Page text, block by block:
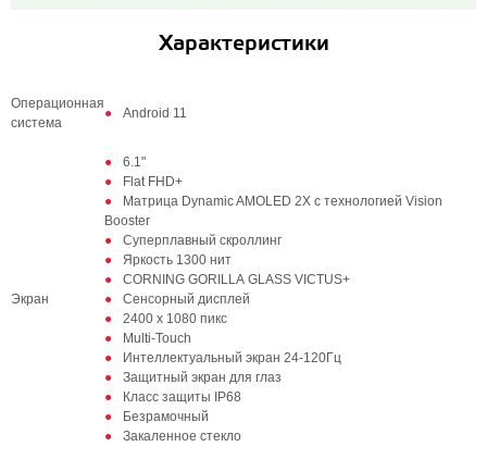
Характеристики
Операционная
система
Android 11
Экран
6.1"
Flat FHD+
Матрица Dynamic AMOLED 2X с технологией Vision
Booster
Суперплавный скроллинг
Яркость 1300 нит
CORNING GORILLA GLASS VICTUS+
Сенсорный дисплей
2400 x 1080 пикс
Multi-Touch
Интеллектуальный экран 24-120Гц
Защитный экран для глаз
Класс защиты IP68
Безрамочный
Закаленное стекло